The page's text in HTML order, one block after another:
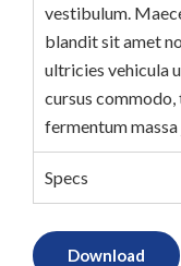
vestibulum.
blandit sit amet
ultricies vehicula
cursus
fermentum
Specs
Download